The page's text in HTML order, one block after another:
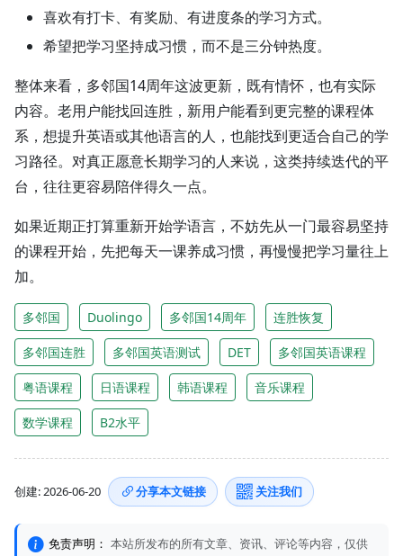
喜欢有打卡、有奖励、有进度条的学习方式。
希望把学习坚持成习惯，而不是三分钟热度。
整体来看，多邻国14周年这波更新，既有情怀，也有实际
内容。老用户能找回连胜，新用户能看到更完整的课程体
系，想提升英语或其他语言的人，也能找到更适合自己的学
习路径。对真正愿意长期学习的人来说，这类持续迭代的平
台，往往更容易陪伴得久一点。
如果近期正打算重新开始学语言，不妨先从一门最容易坚持
的课程开始，先把每天一课养成习惯，再慢慢把学习量往上
加。
多邻国 Duolingo 多邻国14周年 连胜恢复
多邻国连胜 多邻国英语测试 DET 多邻国英语课程
粤语课程 日语课程 韩语课程 音乐课程
数学课程 B2水平
创建: 2026-06-20 分享本文链接 关注我们
免责声明： 本站所发布的所有文章、资讯、评论等内容，仅供